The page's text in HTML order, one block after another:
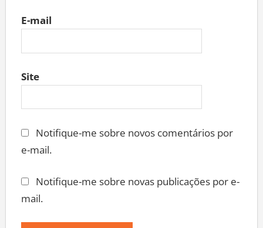
E-mail
Site
Notifique-me sobre novos comentários por
e-mail.
Notifique-me sobre novas publicações por e-
mail.